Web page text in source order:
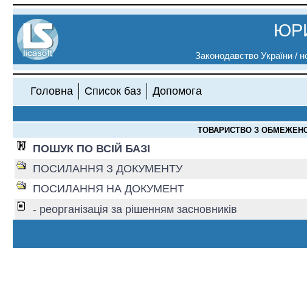
Законодавство України /
Головна Список баз Допомога
ТОВАРИСТВО З
ПОШУК ПО ВСІЙ БАЗІ
ПОСИЛАННЯ З ДОКУМЕНТУ
ПОСИЛАННЯ НА ДОКУМЕНТ
- реорганізація за рішенням засновників